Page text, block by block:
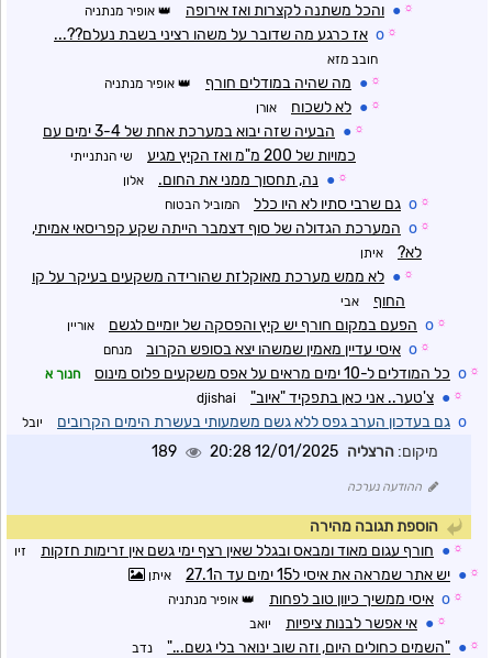
☼
● והכל משתנה לקצרות ואז אירופה אופיר מנתניה
☼
o אז כרגע מה שדובר על משהו רציני בשבת נעלם??...
חובב מזא
☼
● מה שהיה במודלים חורף אופיר מנתניה
☼
● לא לשכוח אורן
☼
●
הבעיה שזה יבוא במערכת אחת של 3-4 ימים עם
כמויות של 200 מ"מ ואז הקיץ מגיע
שי הנתנייתי
☼
● נה, תחסוך ממני את החום. אלון
☼
o גם שרבי סתיו לא היו כלל המוביל הבטוח
☼
o המערכת הגדולה של סוף דצמבר הייתה שקע קפריסאי אמיתי,
לא?
איתן
☼
● לא ממש מערכת מאוקלזת שהורידה משקעים בעיקר על קו
החוף
אבי
☼
o הפעם במקום חורף יש קיץ והפסקה של יומיים לגשם אוריין
☼
o איסי עדיין מאמין שמשהו יצא בסופש הקרוב מנחם
☼
o כל המודלים ל-10 ימים מראים על אפס משקעים פלוס מינוס חנוך א
☼
● צ'טער.. אני כאן בתפקיד "איוב" djishai
o גם בעדכון הערב גפס ללא גשם משמעותי בעשרת הימים הקרובים יובל
מיקום: הרצליה 12/01/2025 20:28
189
ההודעה נערכה
הוספת תגובה מהירה
☼
● חורף עגום מאוד ומבאס ובגלל שאין רצף ימי גשם אין זרימות חזקות זיו
☼
● יש אתר שמראה את איסי ל15 ימים עד ה27.1 איתן
☼
o איסי ממשיך כיוון טוב לפחות אופיר מנתניה
☼
● אי אפשר לבנות ציפיות יואב
☼
● "השמים כחולים היום, וזה שוב ינואר בלי גשם..." נדב